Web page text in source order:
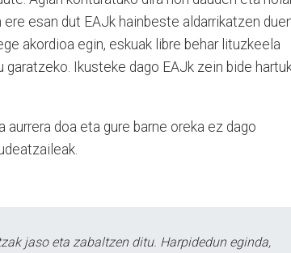
esan dut EAJk hainbeste aldarrikatzen
akordioa egin, eskuak libre behar lituzkeela
Ikusteke dago EAJk zein bide
aurrera doa eta gure barne oreka ez dago
jaso eta zabaltzen ditu. Harpidedun eginda,